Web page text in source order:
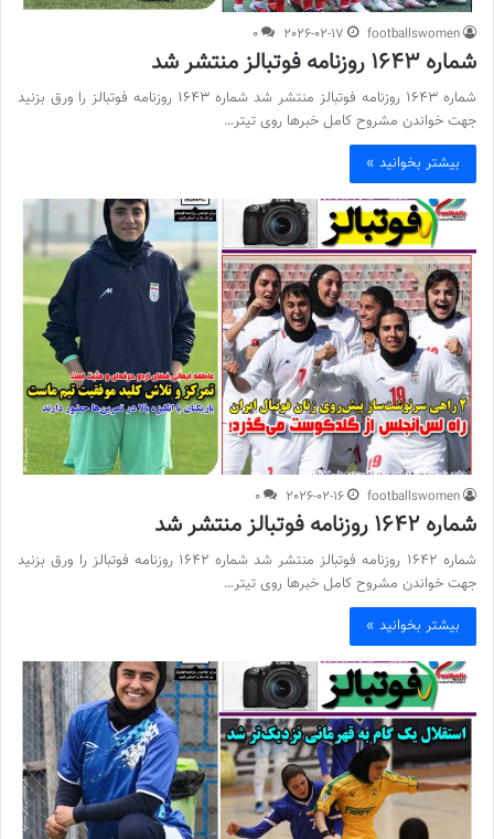
footballswomen
2026-02-17
0
شماره 1643 روزنامه فوتبالز منتشر شد
شماره 1643 روزنامه فوتبالز منتشر شد شماره 1643 روزنامه فوتبالز را ورق بزنید
جهت خواندن مشروح کامل خبرها روی تیتر…
بیشتر بخوانید »
footballswomen
2026-02-16
0
شماره 1642 روزنامه فوتبالز منتشر شد
شماره 1642 روزنامه فوتبالز منتشر شد شماره 1642 روزنامه فوتبالز را ورق بزنید
جهت خواندن مشروح کامل خبرها روی تیتر…
بیشتر بخوانید »